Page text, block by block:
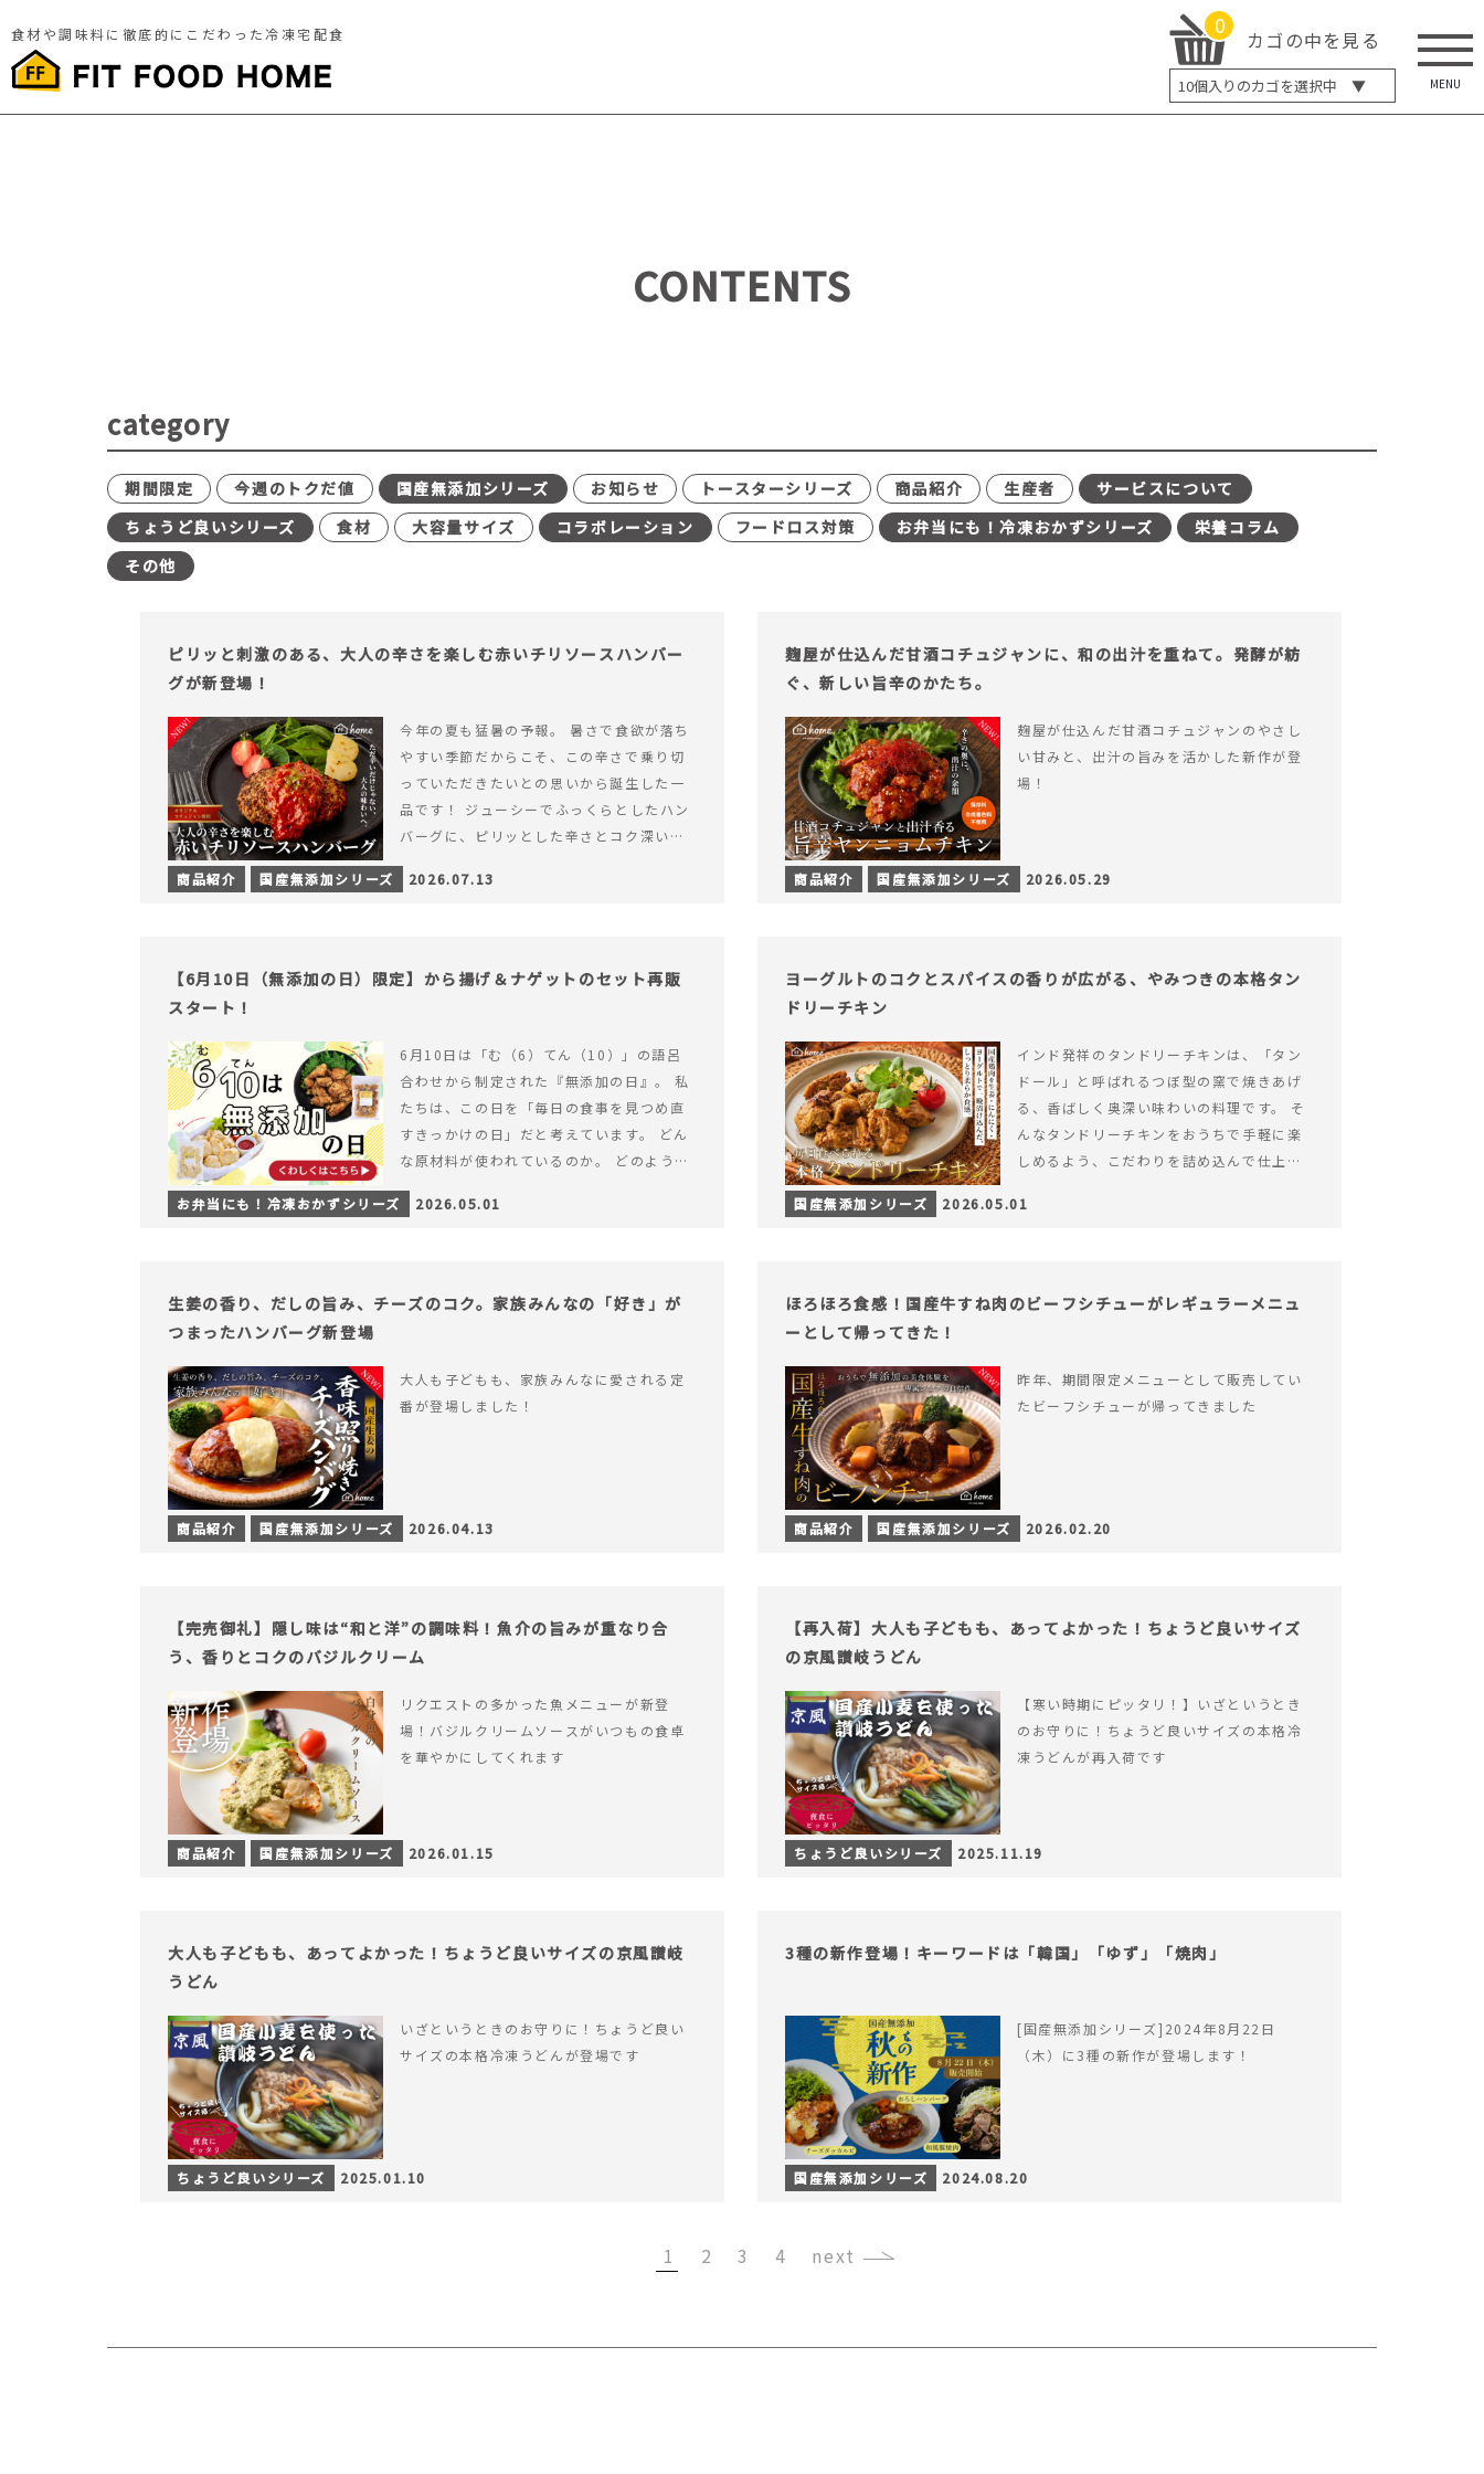
食材や調味料に徹底的にこだわった冷凍宅配食 0
カゴの中を見る
10個入りのカゴを選択中 ▼
5個入り
MENU
CONTENTS
category
期間限定 今週のトクだ値 国産無添加シリーズ お知らせ トースターシリーズ 商品紹介 生産者
サービスについて
ちょうど良いシリーズ
食材 大容量サイズ コラボレーション フードロス対策 お弁当にも！冷凍おかずシリーズ
栄養コラム
その他
ピリッと刺激のある、大人の辛さを楽しむ赤いチリソースハンバー
グが新登場！
今年の夏も猛暑の予報。 暑さで食欲が落ち
やすい季節だからこそ、この辛さで乗り切
っていただきたいとの思いから誕生した一
品です！ ジューシーでふっくらとしたハン
バーグに、ピリッとした辛さとコク深い旨
みが楽しめる特製チリソース&hellip; 続き
を読む ピリッと刺激のある、大人の辛さを
商品紹介 国産無添加シリーズ 2026.07.13
麹屋が仕込んだ甘酒コチュジャンに、和の出汁を重ねて。発酵が紡
ぐ、新しい旨辛のかたち。
麹屋が仕込んだ甘酒コチュジャンのやさし
い甘みと、出汁の旨みを活かした新作が登
場！
商品紹介 国産無添加シリーズ 2026.05.29
【6月10日（無添加の日）限定】から揚げ＆ナゲットのセット再販
スタート！
6月10日は「む（6）てん（10）」の語呂
合わせから制定された『無添加の日』。 私
たちは、この日を「毎日の食事を見つめ直
すきっかけの日」だと考えています。 どん
な原材料が使われているのか。 どのように
つくられているのか。&hellip; 続きを読む
【6月10日（無添加の日）限定】から揚げ
お弁当にも！冷凍おかずシリーズ 2026.05.01
ヨーグルトのコクとスパイスの香りが広がる、やみつきの本格タン
ドリーチキン
インド発祥のタンドリーチキンは、「タン
ドール」と呼ばれるつぼ型の窯で焼きあげ
る、香ばしく奥深い味わいの料理です。 そ
んなタンドリーチキンをおうちで手軽に楽
しめるよう、こだわりを詰め込んで仕上げ
を読む ヨーグルトのコクとスパイスの香り
国産無添加シリーズ 2026.05.01
生姜の香り、だしの旨み、チーズのコク。家族みんなの「好き」が
つまったハンバーグ新登場
大人も子どもも、家族みんなに愛される定
番が登場しました！
商品紹介 国産無添加シリーズ 2026.04.13
ほろほろ食感！国産牛すね肉のビーフシチューがレギュラーメニュ
ーとして帰ってきた！
昨年、期間限定メニューとして販売してい
たビーフシチューが帰ってきました
商品紹介 国産無添加シリーズ 2026.02.20
【完売御礼】隠し味は“和と洋”の調味料！魚介の旨みが重なり合
う、香りとコクのバジルクリーム
リクエストの多かった魚メニューが新登
場！バジルクリームソースがいつもの食卓
を華やかにしてくれます
商品紹介 国産無添加シリーズ 2026.01.15
【再入荷】大人も子どもも、あってよかった！ちょうど良いサイズ
の京風讃岐うどん
【寒い時期にピッタリ！】いざというとき
のお守りに！ちょうど良いサイズの本格冷
凍うどんが再入荷です
ちょうど良いシリーズ 2025.11.19
大人も子どもも、あってよかった！ちょうど良いサイズの京風讃岐
うどん
いざというときのお守りに！ちょうど良い
サイズの本格冷凍うどんが登場です
ちょうど良いシリーズ 2025.01.10
3種の新作登場！キーワードは「韓国」「ゆず」「焼肉」
[国産無添加シリーズ]2024年8月22日
（木）に3種の新作が登場します！
国産無添加シリーズ 2024.08.20
1 2 3 4 ›